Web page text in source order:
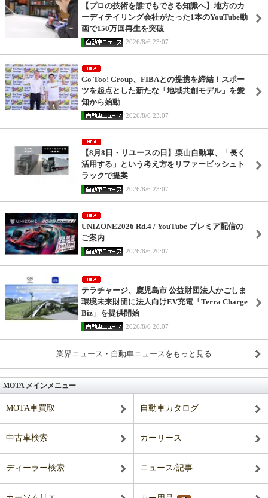
【プロの技術を誰でもできる知識へ】地方のカ
ーディテイリング会社がたった1本のYouTube動
画で150万回再生を突破
2026/8/6 23:07
Go Too! Group、FIBAとの提携を締結！スポー
ツを起点とした新たな「地域共創モデル」を愛
知から始動
2026/8/6 23:07
【8月8日・リユースの日】栗山自動車、「長く
活用する」という考え方をリファービッシュト
ラックで提案
2026/8/6 23:07
UNIZONE2026 Rd.4 / YouTube プレミア配信の
ご案内
2026/8/6 20:07
テラチャージ、鹿児島市 公益財団法人かごしま
環境未来財団に法人向けEV充電「Terra Charge
Biz」を提供開始
2026/8/6 20:07
業界ニュース・自動車ニュースをもっと見る
MOTA メインメニュー
MOTA車買取 自動車カタログ
中古車検索 カーリース
ディーラー検索 ニュース/記事